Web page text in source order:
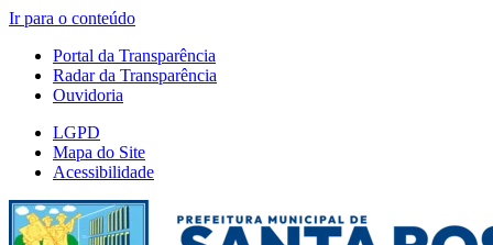
Ir para o conteúdo
Portal da Transparência
Radar da Transparência
Ouvidoria
LGPD
Mapa do Site
Acessibilidade